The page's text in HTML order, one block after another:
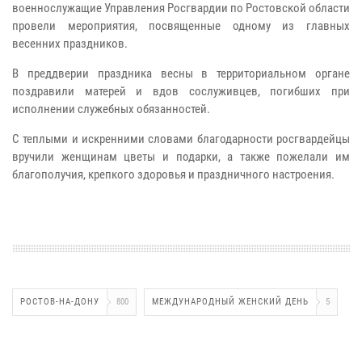
военнослужащие Управления Росгвардии по Ростовской области
провели мероприятия, посвященные одному из главных
весенних праздников.
В преддверии праздника весны в территориальном органе
поздравили матерей и вдов сослуживцев, погибших при
исполнении служебных обязанностей.
С теплыми и искренними словами благодарности росгвардейцы
вручили женщинам цветы и подарки, а также пожелали им
благополучия, крепкого здоровья и праздничного настроения.
РОСТОВ-НА-ДОНУ 800 МЕЖДУНАРОДНЫЙ ЖЕНСКИЙ ДЕНЬ 5